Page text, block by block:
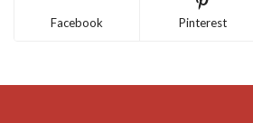
Facebook Pinterest